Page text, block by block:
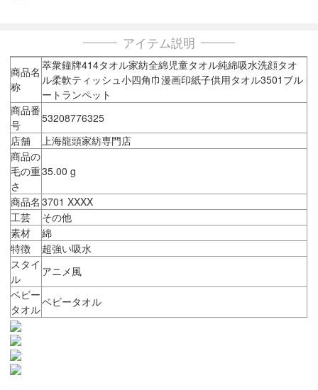
アイテム説明
商品名
称
萃衆鐘牌414タオル家紡全綿児童タオル純綿吸水洗顔タオ
ル柔軟ティッシュ小四角巾漫画印紙子供用タオル3501ブル
ートランペット
商品番
号
53208776325
店舗
上海龍頭家紡専門店
商品の
毛の重
さ
35.00 g
商品名 3701 XXXX
工芸
その他
素材
綿
特徴
超強い吸水
スタイ
ル
アニメ風
ベビー
タオル
ベビータオル